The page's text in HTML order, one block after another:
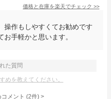
価格と在庫を楽天でチェック >>
操作もしやすくてお勧めです
手軽かと思います。
た質問
めを教えてください。
メント (2件) >